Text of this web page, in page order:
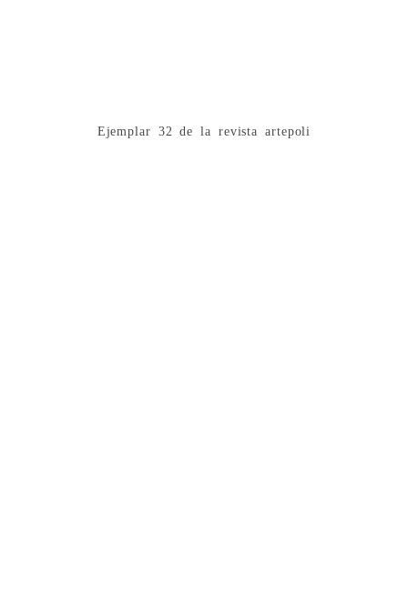
Ejemplar 32 de la revista artepoli